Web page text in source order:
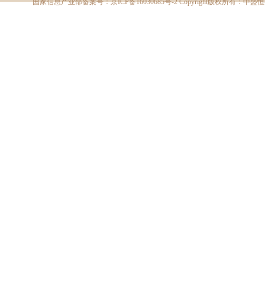
国家信息产业部备案号：京ICP备16030685号-2Copyright版权所有：中盛恒